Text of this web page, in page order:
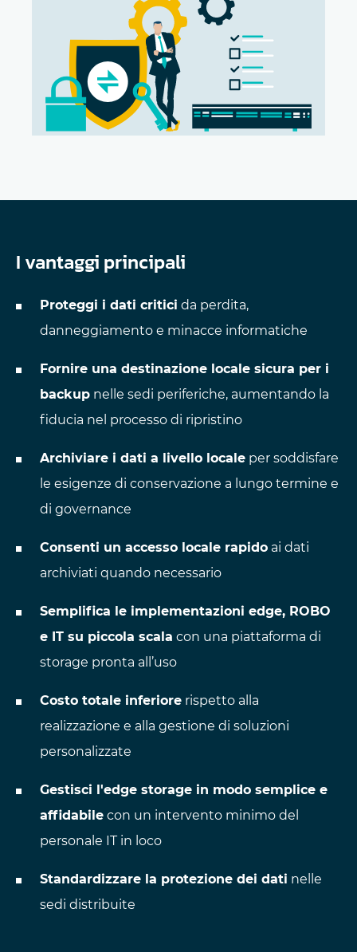
I vantaggi principali
Proteggi i dati critici da perdita,
danneggiamento e minacce informatiche
Fornire una destinazione locale sicura per i
backup nelle sedi periferiche, aumentando la
fiducia nel processo di ripristino
Archiviare i dati a livello locale per soddisfare
le esigenze di conservazione a lungo termine e
di governance
Consenti un accesso locale rapido ai dati
archiviati quando necessario
Semplifica le implementazioni edge, ROBO
e IT su piccola scala con una piattaforma di
storage pronta all’uso
Costo totale inferiore rispetto alla
realizzazione e alla gestione di soluzioni
personalizzate
Gestisci l'edge storage in modo semplice e
affidabile con un intervento minimo del
personale IT in loco
Standardizzare la protezione dei dati nelle
sedi distribuite